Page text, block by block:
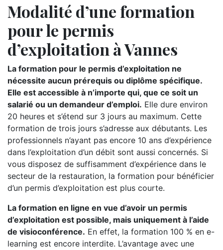
Modalité d’une formation
pour le permis
d’exploitation à Vannes
La formation pour le permis d’exploitation ne
nécessite aucun prérequis ou diplôme spécifique.
Elle est accessible à n’importe qui, que ce soit un
salarié ou un demandeur d’emploi. Elle dure environ
20 heures et s’étend sur 3 jours au maximum. Cette
formation de trois jours s’adresse aux débutants. Les
professionnels n’ayant pas encore 10 ans d’expérience
dans l’exploitation d’un débit sont aussi concernés. Si
vous disposez de suffisamment d’expérience dans le
secteur de la restauration, la formation pour bénéficier
d’un permis d’exploitation est plus courte.
La formation en ligne en vue d’avoir un permis
d’exploitation est possible, mais uniquement à l’aide
de visioconférence. En effet, la formation 100 % en e-
learning est encore interdite. L’avantage avec une